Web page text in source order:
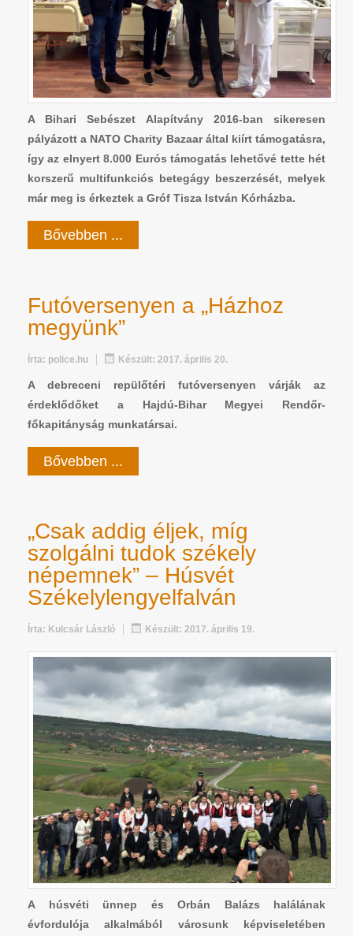
A Bihari Sebészet Alapítvány 2016-ban sikeresen
pályázott a NATO Charity Bazaar által kiírt támogatásra,
így az elnyert 8.000 Eurós támogatás lehetővé tette hét
korszerű multifunkciós betegágy beszerzését, melyek
már meg is érkeztek a Gróf Tisza István Kórházba.
Bővebben ...
Futóversenyen a „Házhoz
megyünk”
Írta: police.hu Készült: 2017. április 20.
A debreceni repülőtéri futóversenyen várják az
érdeklődőket a Hajdú-Bihar Megyei Rendőr-
főkapitányság munkatársai.
Bővebben ...
„Csak addig éljek, míg
szolgálni tudok székely
népemnek” – Húsvét
Székelylengyelfalván
Írta: Kulcsár László Készült: 2017. április 19.
A húsvéti ünnep és Orbán Balázs halálának
évfordulója alkalmából városunk képviseletében